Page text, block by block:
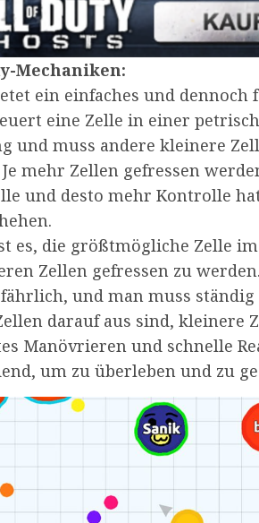
Mechaniken:
ein einfaches und dennoch
eine Zelle in einer
und muss andere kleinere
mehr Zellen gefressen
und desto mehr Kontrolle
es, die größtmögliche Zelle
Zellen gefressen zu
und man muss
darauf aus sind, kleinere
Manövrieren und schnelle
um zu überleben und zu